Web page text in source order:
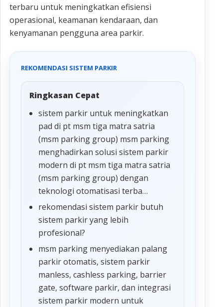
terbaru untuk meningkatkan efisiensi
operasional, keamanan kendaraan, dan
kenyamanan pengguna area parkir.
REKOMENDASI SISTEM PARKIR
Ringkasan Cepat
sistem parkir untuk meningkatkan
pad di pt msm tiga matra satria
(msm parking group) msm parking
menghadirkan solusi sistem parkir
modern di pt msm tiga matra satria
(msm parking group) dengan
teknologi otomatisasi terba…
rekomendasi sistem parkir butuh
sistem parkir yang lebih
profesional?
msm parking menyediakan palang
parkir otomatis, sistem parkir
manless, cashless parking, barrier
gate, software parkir, dan integrasi
sistem parkir modern untuk